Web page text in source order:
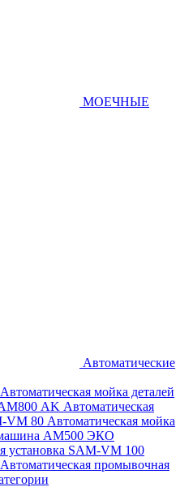
МОЕЧНЫЕ
Автоматические
Автоматическая мойка деталей
AK Автоматическая
VM 80 Автоматическая мойка
АМ500 ЭКО
установка SAM-VM 100
Автоматическая промывочная